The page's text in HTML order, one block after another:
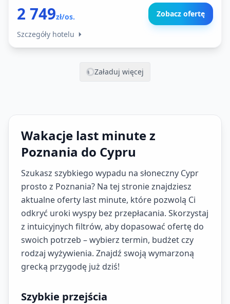
2 749zł/os. Zobacz ofertę
Szczegóły hotelu
Załaduj więcej
Wakacje last minute z
Poznania do Cypru
Szukasz szybkiego wypadu na słoneczny Cypr
prosto z Poznania? Na tej stronie znajdziesz
aktualne oferty last minute, które pozwolą Ci
odkryć uroki wyspy bez przepłacania. Skorzystaj
z intuicyjnych filtrów, aby dopasować ofertę do
swoich potrzeb – wybierz termin, budżet czy
rodzaj wyżywienia. Znajdź swoją wymarzoną
grecką przygodę już dziś!
Szybkie przejścia